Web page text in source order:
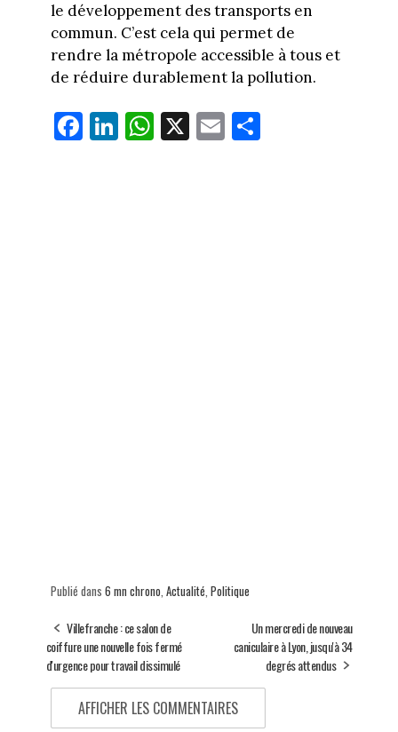
le développement des transports en
commun. C’est cela qui permet de
rendre la métropole accessible à tous et
de réduire durablement la pollution.
Fa
ce
Li
nk
W
ha
X E
m
Pa
Publié dans 6 mn chrono, Actualité, Politique
Villefranche : ce salon de
coiffure une nouvelle fois fermé
d'urgence pour travail dissimulé
Un mercredi de nouveau
caniculaire à Lyon, jusqu'à 34
degrés attendus
AFFICHER LES COMMENTAIRES